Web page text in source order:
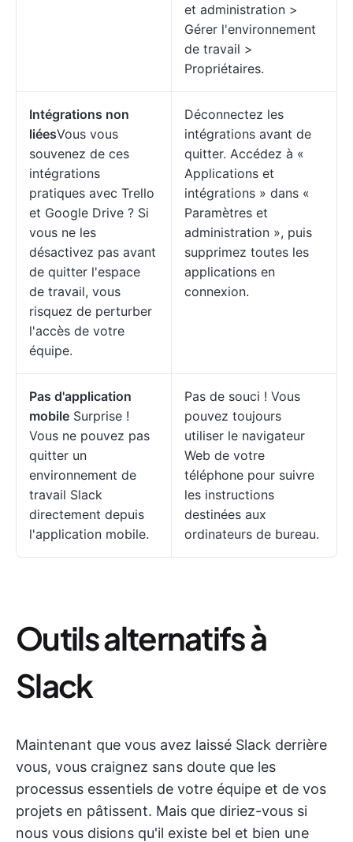
et administration >
Gérer l'environnement
de travail >
Propriétaires.
Intégrations non
liéesVous vous
souvenez de ces
intégrations
pratiques avec Trello
et Google Drive ? Si
vous ne les
désactivez pas avant
de quitter l'espace
de travail, vous
risquez de perturber
l'accès de votre
équipe.
Déconnectez les
intégrations avant de
quitter. Accédez à «
Applications et
intégrations » dans «
Paramètres et
administration », puis
supprimez toutes les
applications en
connexion.
Pas d'application
mobile Surprise !
Vous ne pouvez pas
quitter un
environnement de
travail Slack
directement depuis
l'application mobile.
Pas de souci ! Vous
pouvez toujours
utiliser le navigateur
Web de votre
téléphone pour suivre
les instructions
destinées aux
ordinateurs de bureau.
Outils alternatifs à
Slack
Maintenant que vous avez laissé Slack derrière
vous, vous craignez sans doute que les
processus essentiels de votre équipe et de vos
projets en pâtissent. Mais que diriez-vous si
nous vous disions qu'il existe bel et bien une